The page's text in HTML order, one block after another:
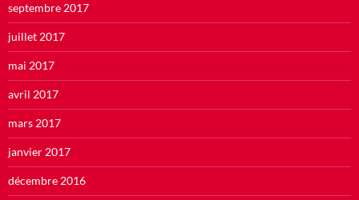
septembre 2017
juillet 2017
mai 2017
avril 2017
mars 2017
janvier 2017
décembre 2016